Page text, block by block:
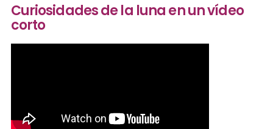
Curiosidades de la luna en un vídeo
corto